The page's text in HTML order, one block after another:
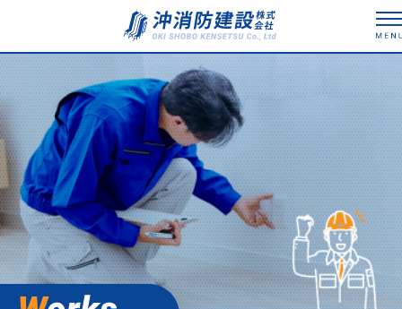
事業内容
料金表
会社案内
採用情報
点検実績紹介